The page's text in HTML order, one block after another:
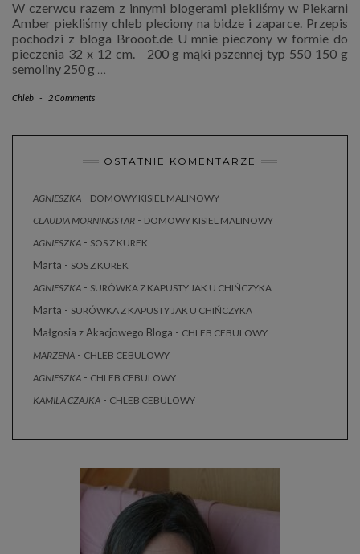
W czerwcu razem z innymi blogerami piekliśmy w Piekarni
Amber piekliśmy chleb pleciony na bidze i zaparce. Przepis
pochodzi z bloga Brooot.de U mnie pieczony w formie do
pieczenia 32 x 12 cm. 200 g mąki pszennej typ 550 150 g
semoliny 250 g …
Chleb - 2 Comments
OSTATNIE KOMENTARZE
AGNIESZKA - DOMOWY KISIEL MALINOWY
CLAUDIA MORNINGSTAR - DOMOWY KISIEL MALINOWY
AGNIESZKA - SOS Z KUREK
Marta - SOS Z KUREK
AGNIESZKA - SURÓWKA Z KAPUSTY JAK U CHIŃCZYKA
Marta - SURÓWKA Z KAPUSTY JAK U CHIŃCZYKA
Małgosia z Akacjowego Bloga - CHLEB CEBULOWY
MARZENA - CHLEB CEBULOWY
AGNIESZKA - CHLEB CEBULOWY
KAMILA CZAJKA - CHLEB CEBULOWY